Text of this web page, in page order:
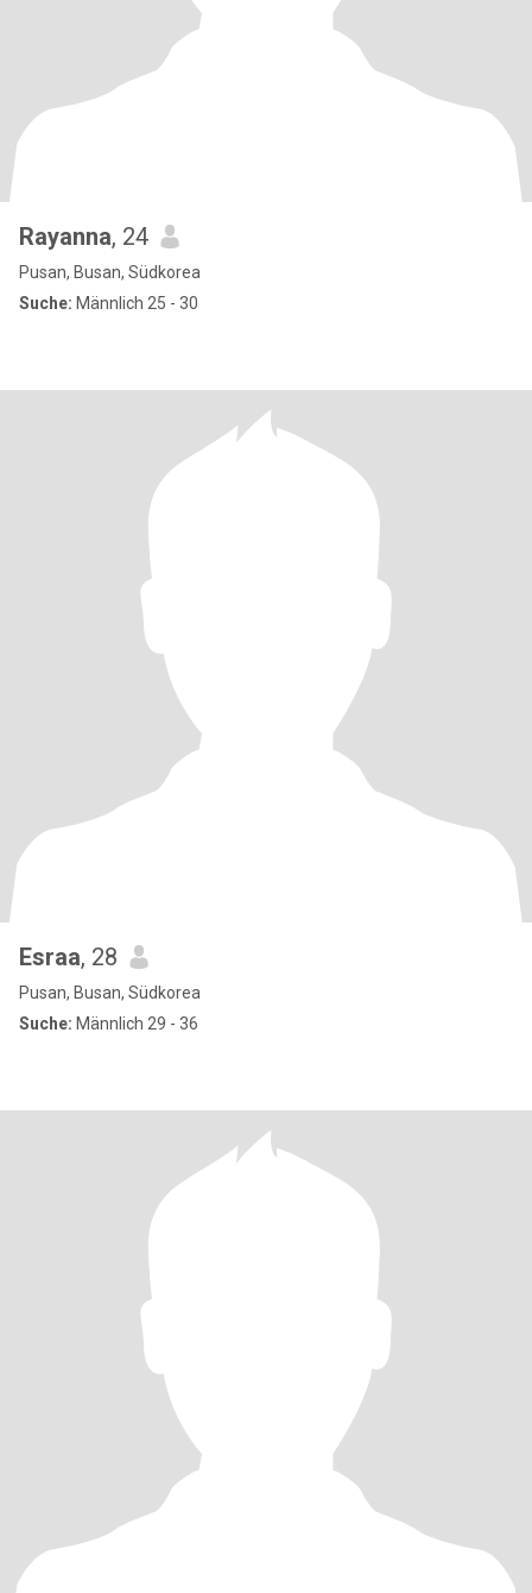
Rayanna, 24
Pusan, Busan, Südkorea
Suche: Männlich 25 - 30
Esraa, 28
Pusan, Busan, Südkorea
Suche: Männlich 29 - 36